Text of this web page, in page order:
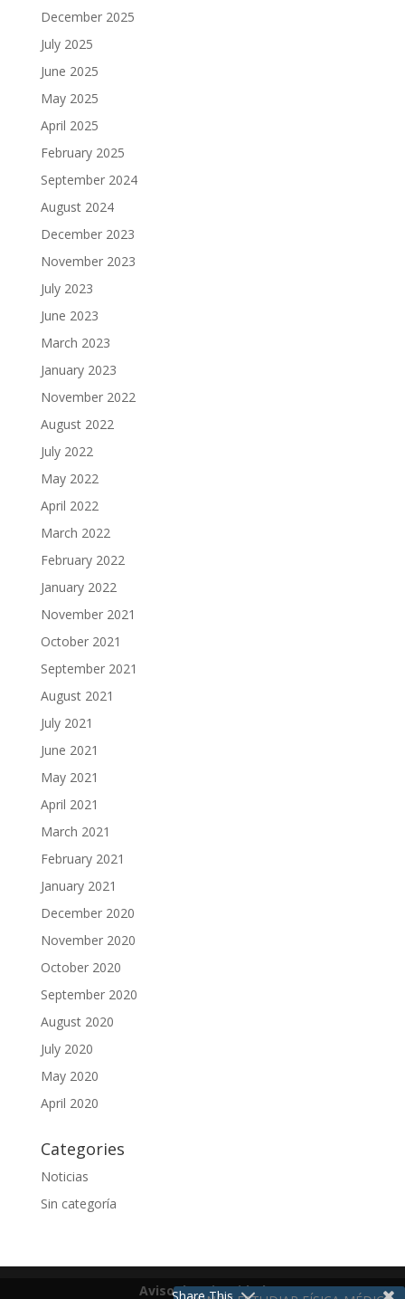
December 2025
July 2025
June 2025
May 2025
April 2025
February 2025
September 2024
August 2024
December 2023
November 2023
July 2023
June 2023
March 2023
January 2023
November 2022
August 2022
July 2022
May 2022
April 2022
March 2022
February 2022
January 2022
November 2021
October 2021
September 2021
August 2021
July 2021
June 2021
May 2021
April 2021
March 2021
February 2021
January 2021
December 2020
November 2020
October 2020
September 2020
August 2020
July 2020
May 2020
April 2020
Categories
Noticias
Sin categoría
Aviso de Privacidad